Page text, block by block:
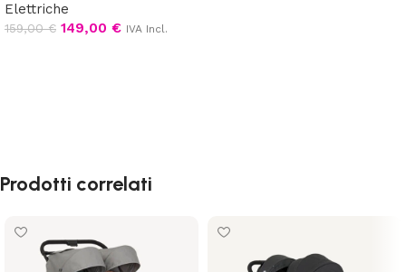
Elettriche
159,00€ 149,00 € IVA Incl.
Prodotti correlati